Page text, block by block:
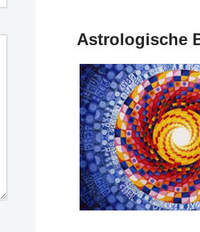
Astrologische